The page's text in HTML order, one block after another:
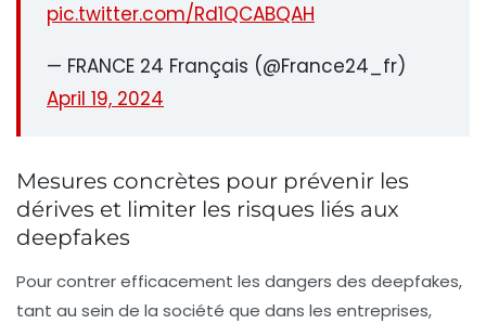
pic.twitter.com/Rd1QCABQAH
— FRANCE 24 Français (@France24_fr)
April 19, 2024
Mesures concrètes pour prévenir les
dérives et limiter les risques liés aux
deepfakes
Pour contrer efficacement les dangers des deepfakes,
tant au sein de la société que dans les entreprises,